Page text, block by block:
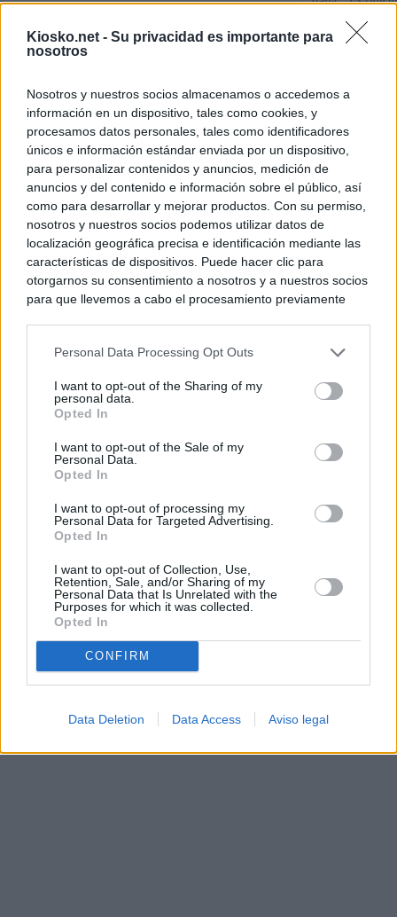
Kiosko.net - Su privacidad es importante para
nosotros
Nosotros y nuestros socios almacenamos o accedemos a
información en un dispositivo, tales como cookies, y
procesamos datos personales, tales como identificadores
únicos e información estándar enviada por un dispositivo,
para personalizar contenidos y anuncios, medición de
anuncios y del contenido e información sobre el público, así
como para desarrollar y mejorar productos. Con su permiso,
nosotros y nuestros socios podemos utilizar datos de
localización geográfica precisa e identificación mediante las
características de dispositivos. Puede hacer clic para
otorgarnos su consentimiento a nosotros y a nuestros socios
para que llevemos a cabo el procesamiento previamente
negar su consentimiento. Tenga en cuenta que algún
de su consentimiento, pero usted tiene el derecho de
rechazar tal procesamiento. Sus preferencias se aplicarán
cualquier momento entrando de nuevo en este sitio web o
visitando nuestra política de privacidad.
Personal Data Processing Opt Outs
I want to opt-out of the Sharing of my
personal data.
Opted In
I want to opt-out of the Sale of my
Personal Data.
Opted In
I want to opt-out of processing my
Personal Data for Targeted Advertising.
Opted In
I want to opt-out of Collection, Use,
Retention, Sale, and/or Sharing of my
Personal Data that Is Unrelated with the
Purposes for which it was collected.
Opted In
CONFIRM
Data Deletion Data Access Aviso legal
Última hora
tacha de
Sánchez
© Kiosko.net Aviso Legal Privacidad y Cookies